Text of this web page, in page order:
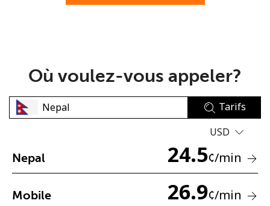
ou
Aucun mot de passe créé
Une lettre majuscule et une lettre minuscule
Où voulez-vous appeler?
Tarifs
USD
Nepal 24.5¢/min
Mobile 26.9¢/min